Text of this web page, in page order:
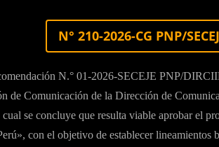
N° 210-2026-CG PNP/
N.° 01-2026-SECEJE PNP/
de Comunicación de la Dirección de
se concluye que resulta viable aprobar el
con el objetivo de establecer lineamientos